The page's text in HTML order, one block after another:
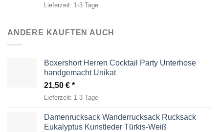
Lieferzeit: 1-3 Tage
ANDERE KAUFTEN AUCH
Boxershort Herren Cocktail Party Unterhose
handgemacht Unikat
21,50 €
Lieferzeit: 1-3 Tage
Damenrucksack Wanderrucksack Rucksack
Eukalyptus Kunstleder Türkis-Weiß